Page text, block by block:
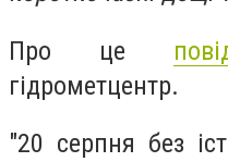
Про це
гідрометцентр.
"20 серпня без